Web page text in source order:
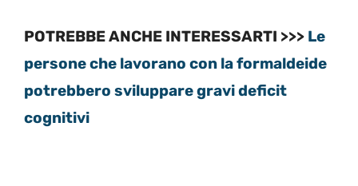
POTREBBE ANCHE INTERESSARTI >>> Le
persone che lavorano con la formaldeide
potrebbero sviluppare gravi deficit
cognitivi